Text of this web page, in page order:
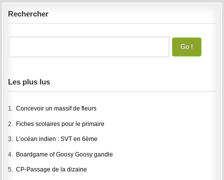
Rechercher
Les plus lus
1.Concevoir un massif de fleurs
2. Fiches scolaires pour le primaire
3. L’océan indien : SVT en 6ème
4. Boardgame of Goosy Goosy gandle
5.CP-Passage de la dizaine